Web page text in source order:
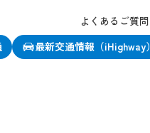
よくあるご質問
最新交通情報（iHighway）